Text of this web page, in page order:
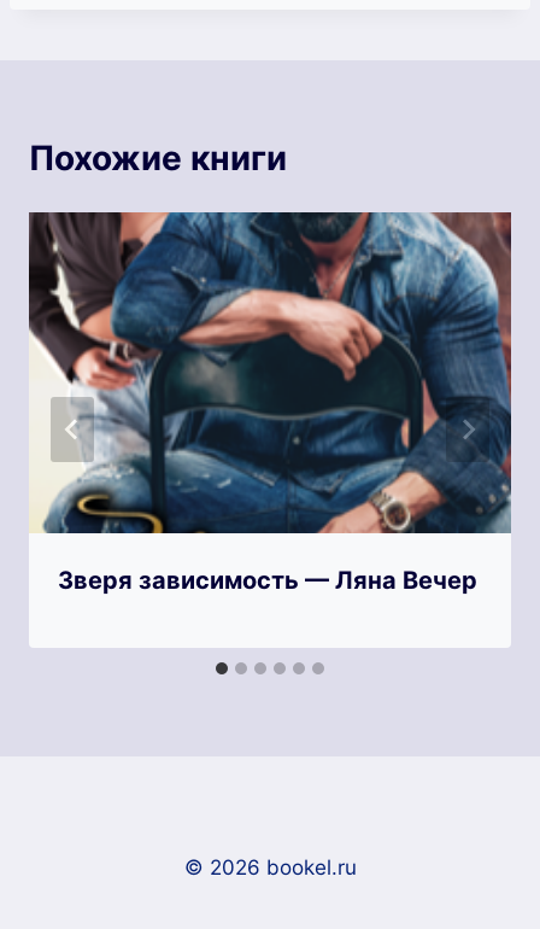
Похожие книги
Зверя зависимость — Ляна Вечер
© 2026 bookel.ru